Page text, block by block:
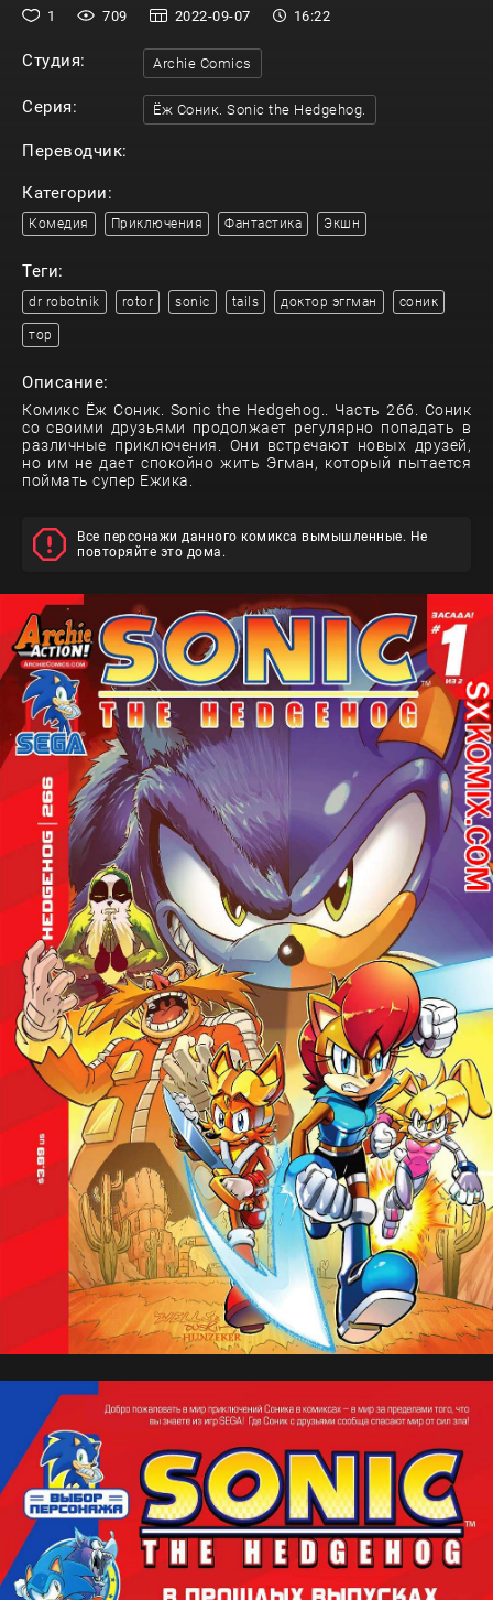
1 709 2022-09-07 16:22
Студия: Archie Comics
Серия: Ёж Соник. Sonic the Hedgehog.
Переводчик:
Категории:
Комедия Приключения Фантастика Экшн
Теги:
dr robotnik rotor sonic tails доктор эггман соник
тор
Описание:
Комикс Ёж Соник. Sonic the Hedgehog.. Часть 266. Соник
со своими друзьями продолжает регулярно попадать в
различные приключения. Они встречают новых друзей,
но им не дает спокойно жить Эгман, который пытается
поймать супер Ежика.
Все персонажи данного комикса вымышленные. Не
повторяйте это дома.